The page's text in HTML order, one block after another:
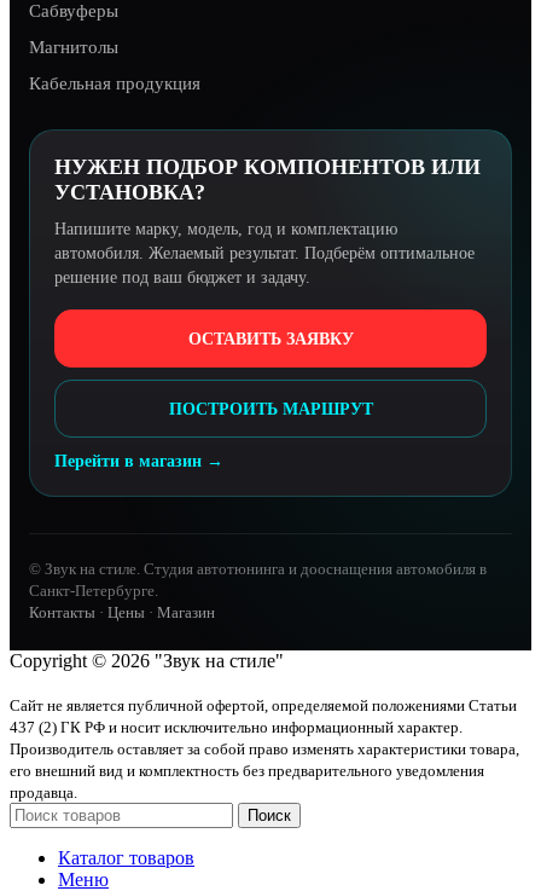
Сабвуферы
Магнитолы
Кабельная продукция
НУЖЕН ПОДБОР КОМПОНЕНТОВ ИЛИ
УСТАНОВКА?
Напишите марку, модель, год и комплектацию
автомобиля. Желаемый результат. Подберём оптимальное
решение под ваш бюджет и задачу.
ОСТАВИТЬ ЗАЯВКУ
ПОСТРОИТЬ МАРШРУТ
Перейти в магазин →
© Звук на стиле. Студия автотюнинга и дооснащения автомобиля в
Санкт-Петербурге.
Контакты · Цены · Магазин
Copyright © 2026 "Звук на стиле"
Сайт не является публичной офертой, определяемой положениями Статьи
437 (2) ГК РФ и носит исключительно информационный характер.
Производитель оставляет за собой право изменять характеристики товара,
его внешний вид и комплектность без предварительного уведомления
продавца.
Поиск
Каталог товаров
Меню